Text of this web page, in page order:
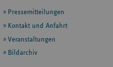
weiteren
Informationen
Pressemitteilungen
Kontakt und Anfahrt
Veranstaltungen
Bildarchiv